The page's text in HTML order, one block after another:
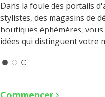
Dans la foule des portails
stylistes, des magasins de
boutiques éphémères,
idées qui distinguent votre
Commencer